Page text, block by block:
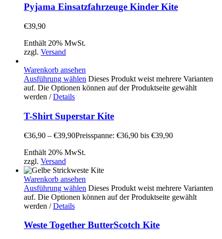
Pyjama Einsatzfahrzeuge Kinder Kite
€39,90
Enthält 20% MwSt.
zzgl. Versand
Warenkorb ansehen
Ausführung wählen Dieses Produkt weist mehrere Varianten
auf. Die Optionen können auf der Produktseite gewählt
werden / Details
T-Shirt Superstar Kite
€36,90 – €39,90Preisspanne: €36,90 bis €39,90
Enthält 20% MwSt.
zzgl. Versand
Warenkorb ansehen
Ausführung wählen Dieses Produkt weist mehrere Varianten
auf. Die Optionen können auf der Produktseite gewählt
werden / Details
Weste Together ButterScotch Kite